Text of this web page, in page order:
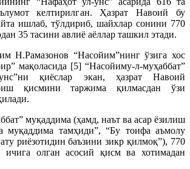
келтирилган. Ҳазрат Навоий бу
ишлаб, тўлдириб, шайхлар сонини 770
35 тасини авлиё аёллар ташкил этади.
Н.Рамазонов “Насойим”нинг ўзига хос
мақоласида [5] “Насойиму-л-муҳаббат”
қиёслар экан, ҳазрат Навоий
қисмини таржима қилмасдан ўзи
муқаддима (ҳамд, наът ва асар ёзилиш
муқаддима тамҳиди”, “Бу тоифа аъмолу
риёзотидин баъзини зикр қилмоқ”), 770
олган асосий қисм ва хотимадан